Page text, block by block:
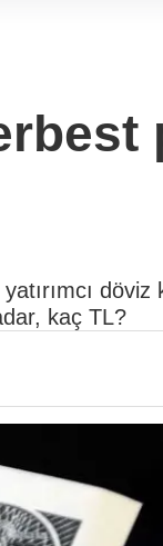
kaç TL?